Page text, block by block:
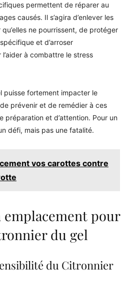
permettent de réparer au
causés. Il s’agira d’enlever les
ne pourrissent, de protéger
et d’arroser
à combattre le stress
puisse fortement impacter le
prévenir et de remédier à ces
préparation et d’attention. Pour un
défi, mais pas une fatalité.
vos carottes contre
pour
du gel
du Citronnier